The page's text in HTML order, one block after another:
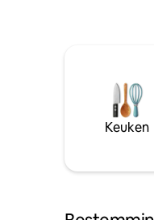
Keuken